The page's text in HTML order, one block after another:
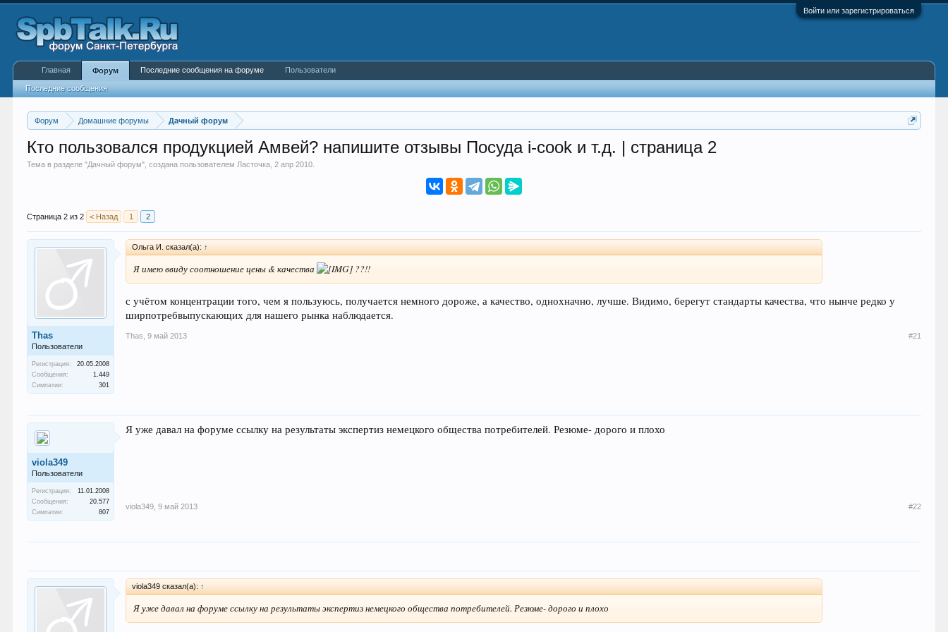
Войти или зарегистрироваться
Форум Домашние форумы Дачный форум
Кто пользовался продукцией Амвей? напишите отзывы Посуда i-cook и т.д. | страница 2
Тема в разделе "Дачный форум", создана пользователем Ласточка ,2 апр 2010
Страница 2 из 2 < Назад 1 2
Thas
Пользователи
Регистрация:
20.05.2008
Сообщения:
1.449
Симпатии:
301
Ольга И. сказал(а): ↑
Я имею ввиду соотношение цены & качества ??!!
с учётом концентрации того, чем я пользуюсь, получается немного дороже, а качество, однохначно, лучше. Видимо, берегут стандарты качества, что нынче редко у
ширпотребвыпускающих для нашего рынка наблюдается.
Thas 9 май 2013 #21
viola349
Пользователи
Регистрация:
11.01.2008
Сообщения:
20.577
Симпатии:
807
Я уже давал на форуме ссылку на результаты экспертиз немецкого общества потребителей. Резюме- дорого и плохо
viola349 9 май 2013 #22
viola349 сказал(а): ↑
Я уже давал на форуме ссылку на результаты экспертиз немецкого общества потребителей. Резюме- дорого и плохо
Главная Форум
Последние сообщения
Последние сообщения на форуме Пользователи